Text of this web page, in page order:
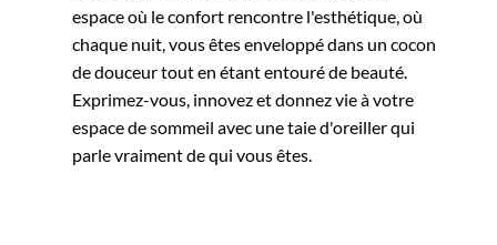
espace où le confort rencontre l'esthétique, où
chaque nuit, vous êtes enveloppé dans un cocon
de douceur tout en étant entouré de beauté.
Exprimez-vous, innovez et donnez vie à votre
espace de sommeil avec une taie d'oreiller qui
parle vraiment de qui vous êtes.